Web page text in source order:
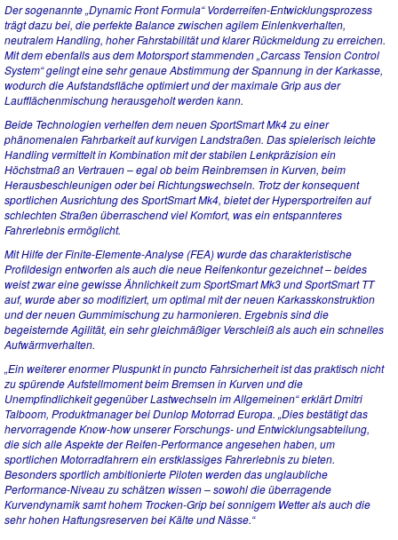
Der sogenannte „Dynamic Front Formula“ Vorderreifen-Entwicklungsprozess
trägt dazu bei, die perfekte Balance zwischen agilem Einlenkverhalten,
neutralem Handling, hoher Fahrstabilität und klarer Rückmeldung zu erreichen.
Mit dem ebenfalls aus dem Motorsport stammenden „Carcass Tension Control
System“ gelingt eine sehr genaue Abstimmung der Spannung in der Karkasse,
wodurch die Aufstandsfläche optimiert und der maximale Grip aus der
Laufflächenmischung herausgeholt werden kann.
Beide Technologien verhelfen dem neuen SportSmart Mk4 zu einer
phänomenalen Fahrbarkeit auf kurvigen Landstraßen. Das spielerisch leichte
Handling vermittelt in Kombination mit der stabilen Lenkpräzision ein
Höchstmaß an Vertrauen – egal ob beim Reinbremsen in Kurven, beim
Herausbeschleunigen oder bei Richtungswechseln. Trotz der konsequent
sportlichen Ausrichtung des SportSmart Mk4, bietet der Hypersportreifen auf
schlechten Straßen überraschend viel Komfort, was ein entspannteres
Fahrerlebnis ermöglicht.
Mit Hilfe der Finite-Elemente-Analyse (FEA) wurde das charakteristische
Profildesign entworfen als auch die neue Reifenkontur gezeichnet – beides
weist zwar eine gewisse Ähnlichkeit zum SportSmart Mk3 und SportSmart TT
auf, wurde aber so modifiziert, um optimal mit der neuen Karkasskonstruktion
und der neuen Gummimischung zu harmonieren. Ergebnis sind die
begeisternde Agilität, ein sehr gleichmäßiger Verschleiß als auch ein schnelles
Aufwärmverhalten.
„Ein weiterer enormer Pluspunkt in puncto Fahrsicherheit ist das praktisch nicht
zu spürende Aufstellmoment beim Bremsen in Kurven und die
Unempfindlichkeit gegenüber Lastwechseln im Allgemeinen“ erklärt Dmitri
Talboom, Produktmanager bei Dunlop Motorrad Europa. „Dies bestätigt das
hervorragende Know-how unserer Forschungs- und Entwicklungsabteilung,
die sich alle Aspekte der Reifen-Performance angesehen haben, um
sportlichen Motorradfahrern ein erstklassiges Fahrerlebnis zu bieten.
Besonders sportlich ambitionierte Piloten werden das unglaubliche
Performance-Niveau zu schätzen wissen – sowohl die überragende
Kurvendynamik samt hohem Trocken-Grip bei sonnigem Wetter als auch die
sehr hohen Haftungsreserven bei Kälte und Nässe.“